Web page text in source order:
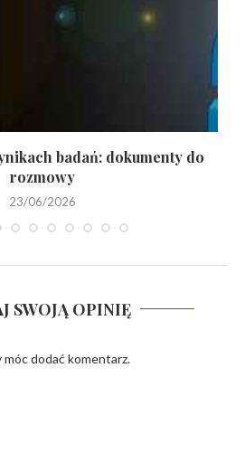
badań: dokumenty do
rozmowy
23/06/2026
SWOJĄ OPINIĘ
móc dodać komentarz.